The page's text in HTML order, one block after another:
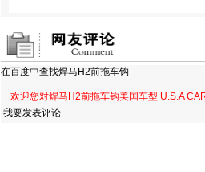
在百度中查找焊马H2前拖车钩
欢迎您对焊马H2前拖车钩美国车型 U.S.A